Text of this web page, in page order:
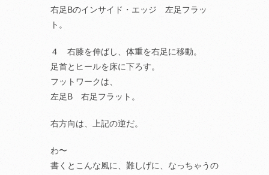
右足Bのインサイド・エッジ 左足フラッ
ト。
４ 右膝を伸ばし、体重を右足に移動。
足首とヒールを床に下ろす。
フットワークは、
左足B 右足フラット。
右方向は、上記の逆だ。
わ〜
書くとこんな風に、難しげに、なっちゃうの